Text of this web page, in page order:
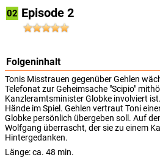
02 Episode 2
Folgeninhalt
Tonis Misstrauen gegenüber Gehlen
Telefonat zur Geheimsache "Scipio"
Kanzleramtsminister Globke involviert
Hände im Spiel. Gehlen vertraut Toni
Globke persönlich übergeben soll. Auf
Wolfgang überrascht, der sie zu einem
Hintergedanken.
Länge: ca. 48 min.